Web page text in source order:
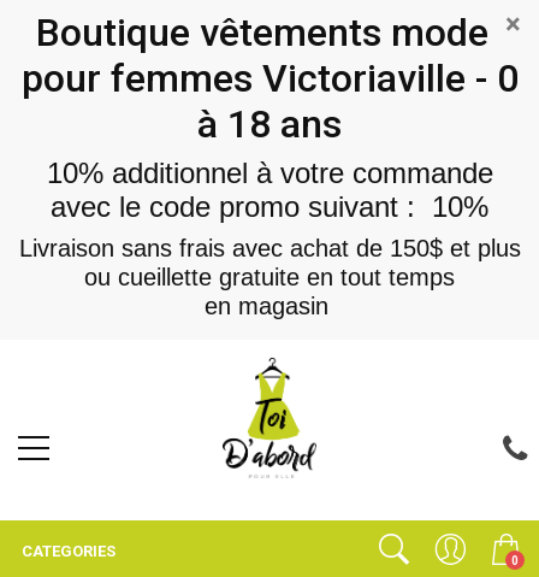
×
Boutique vêtements mode
pour femmes Victoriaville - 0
à 18 ans
10% additionnel à votre commande
avec le code promo suivant : 10%
Livraison sans frais avec achat de 150$ et plus
ou cueillette gratuite en tout temps
en magasin
0
CATEGORIES